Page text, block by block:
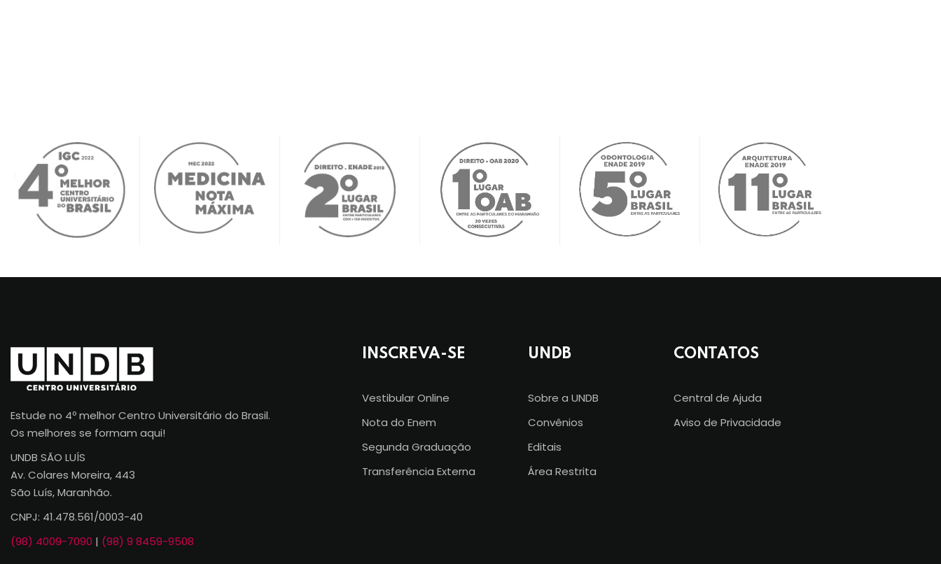
Estude no 4º melhor Centro Universitário do Brasil.
Os melhores se formam aqui!
UNDB SÃO LUÍS
Av. Colares Moreira, 443
São Luís, Maranhão.
CNPJ: 41.478.561/0003-40
(98) 4009-7090 | (98) 9 8459-9508
INSCREVA-SE
Vestibular Online
Nota do Enem
Segunda Graduação
Transferência Externa
UNDB
Sobre a UNDB
Convênios
Editais
Área Restrita
CONTATOS
Central de Ajuda
Aviso de Privacidade